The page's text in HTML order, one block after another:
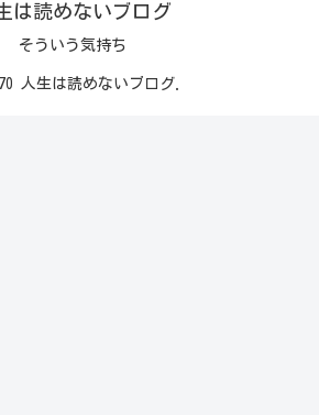
は読めないブログ
そういう気持ち
人生は読めないブログ.